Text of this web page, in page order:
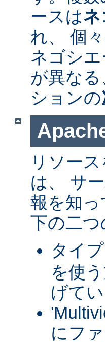
ースは
れ、 個
ネゴシ
が異な
ションの
リソー
は、 サ
報を知
下の二
タイ
を使
げて
にフ